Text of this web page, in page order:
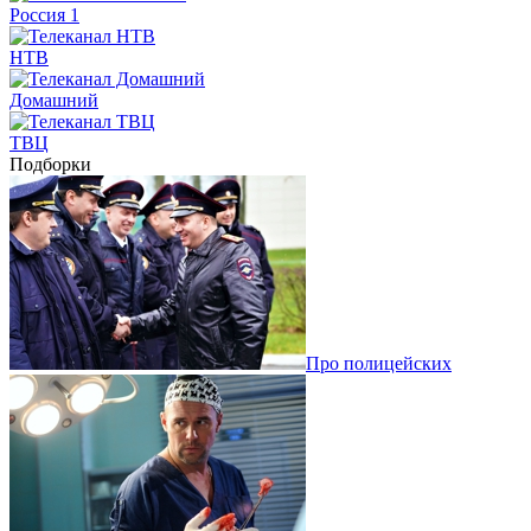
Россия 1
НТВ
Домашний
ТВЦ
Подборки
Про полицейских